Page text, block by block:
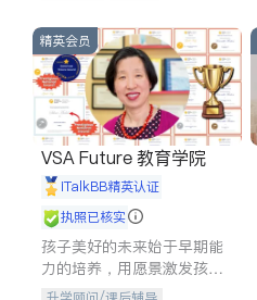
精英会员
VSA Future 教育学院
iTalkBB精英认证
执照已核实
孩子美好的未来始于早期能
力的培养，用愿景激发孩子
的学习潜力和动力。理念：